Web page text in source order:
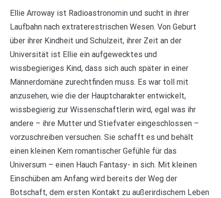
Ellie Arroway ist Radioastronomin und sucht in ihrer
Laufbahn nach extraterestrischen Wesen. Von Geburt
über ihrer Kindheit und Schulzeit, ihrer Zeit an der
Universität ist Ellie ein aufgewecktes und
wissbegieriges Kind, dass sich auch später in einer
Männerdomäne zurechtfinden muss. Es war toll mit
anzusehen, wie die der Hauptcharakter entwickelt,
wissbegierig zur Wissenschaftlerin wird, egal was ihr
andere – ihre Mutter und Stiefvater eingeschlossen –
vorzuschreiben versuchen. Sie schafft es und behält
einen kleinen Kern romantischer Gefühle für das
Universum – einen Hauch Fantasy- in sich. Mit kleinen
Einschüben am Anfang wird bereits der Weg der
Botschaft, dem ersten Kontakt zu außerirdischem Leben